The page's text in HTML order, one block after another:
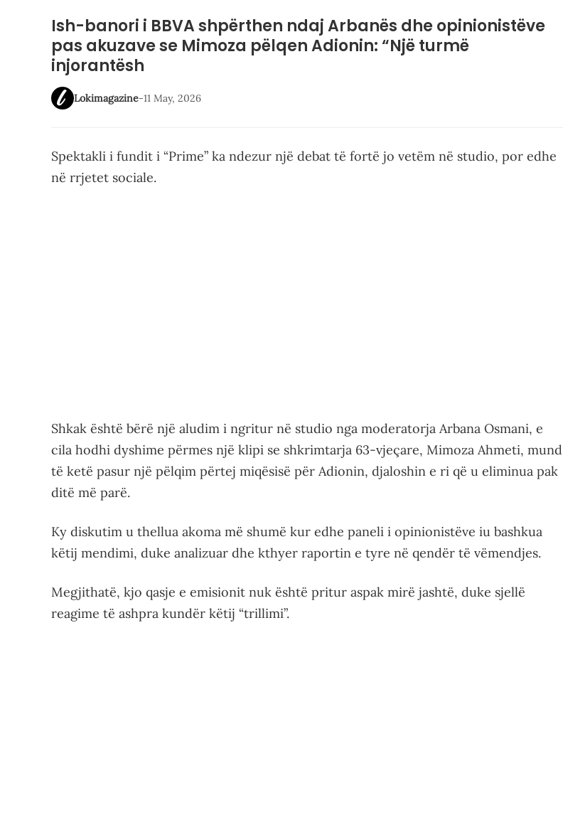
Ish-banori i BBVA shpërthen ndaj Arbanës dhe opinionistëve
pas akuzave se Mimoza pëlqen Adionin: “Një turmë
injorantësh
Lokimagazine-11 May, 2026
Spektakli i fundit i “Prime” ka ndezur një debat të fortë jo vetëm në studio, por edhe
në rrjetet sociale.
Shkak është bërë një aludim i ngritur në studio nga moderatorja Arbana Osmani, e
cila hodhi dyshime përmes një klipi se shkrimtarja 63-vjeçare, Mimoza Ahmeti, mund
të ketë pasur një pëlqim përtej miqësisë për Adionin, djaloshin e ri që u eliminua pak
ditë më parë.
Ky diskutim u thellua akoma më shumë kur edhe paneli i opinionistëve iu bashkua
këtij mendimi, duke analizuar dhe kthyer raportin e tyre në qendër të vëmendjes.
Megjithatë, kjo qasje e emisionit nuk është pritur aspak mirë jashtë, duke sjellë
reagime të ashpra kundër këtij “trillimi”.